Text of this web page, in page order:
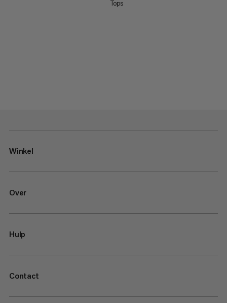
Tops
Winkel
Over
Hulp
Contact